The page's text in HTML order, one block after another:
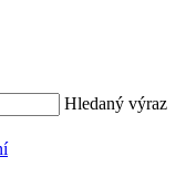
Hledaný výraz